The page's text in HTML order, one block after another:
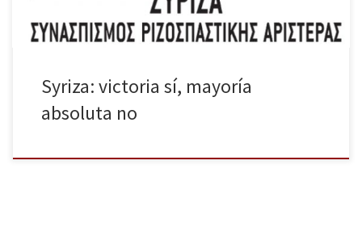
Syriza: victoria sí, mayoría
absoluta no